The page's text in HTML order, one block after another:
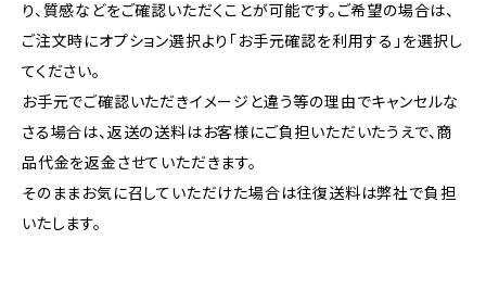
り、質感などをご確認いただくことが可能です。ご希望の場合は、
ご注文時にオプション選択より「お手元確認を利用する」を選択し
てください。
お手元でご確認いただきイメージと違う等の理由でキャンセルな
さる場合は、返送の送料はお客様にご負担いただいたうえで、商
品代金を返金させていただきます。
そのままお気に召していただけた場合は往復送料は弊社で負担
いたします。